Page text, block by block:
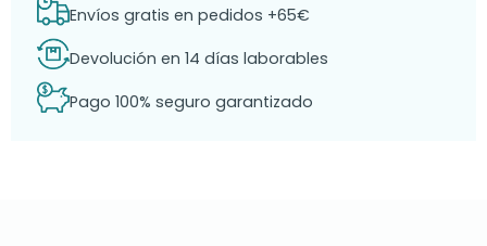
Envíos gratis en pedidos +65€
Devolución en 14 días laborables
Pago 100% seguro garantizado